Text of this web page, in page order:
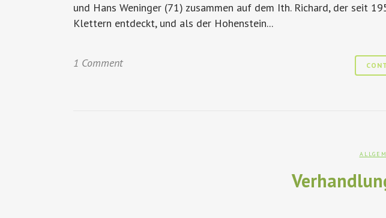
und Hans Weninger (71) zusammen auf dem Ith. Richard, der seit
Klettern entdeckt, und als der Hohenstein...
1 Comment